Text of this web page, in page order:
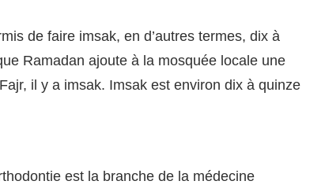
de faire imsak, en d’autres termes, dix à
Ramadan ajoute à la mosquée locale une
il y a imsak. Imsak est environ dix à quinze
est la branche de la médecine